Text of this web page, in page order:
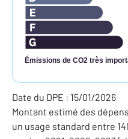
Émissions de CO2 très
Date du DPE : 15/01/2026
Montant estimé des
un usage standard entre